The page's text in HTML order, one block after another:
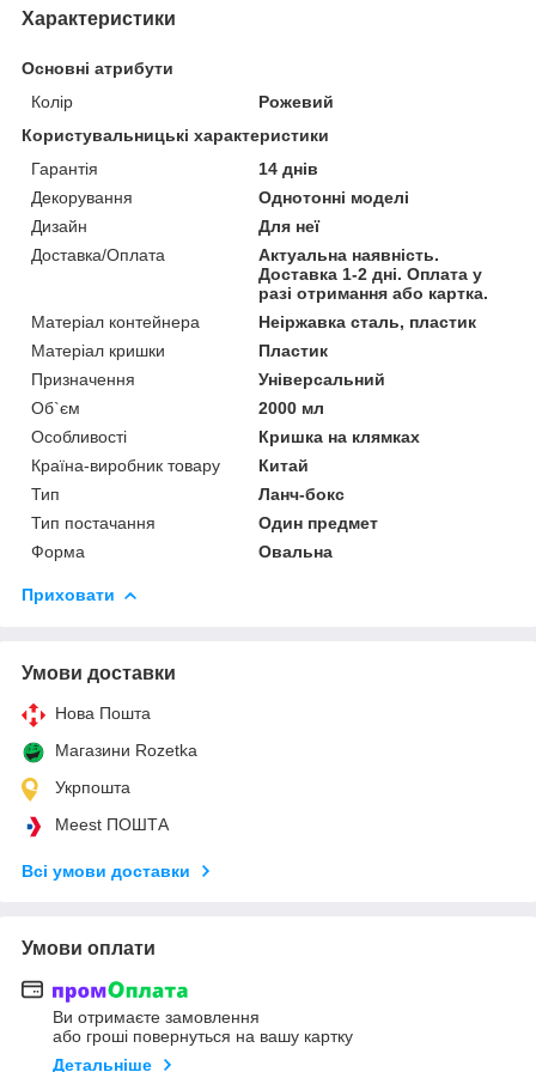
Характеристики
Основні атрибути
Колір
Рожевий
Користувальницькі характеристики
Гарантія
14 днів
Декорування
Однотонні моделі
Дизайн
Для неї
Доставка/Оплата
Актуальна наявність.
Доставка 1-2 дні. Оплата у
разі отримання або картка.
Матеріал контейнера
Неіржавка сталь, пластик
Матеріал кришки
Пластик
Призначення
Універсальний
Об`єм
2000 мл
Особливості
Кришка на клямках
Країна-виробник товару
Китай
Тип
Ланч-бокс
Тип постачання
Один предмет
Форма
Овальна
Приховати
Умови доставки
Нова Пошта
Магазини Rozetka
Укрпошта
Meest ПОШТА
Всі умови доставки
Умови оплати
Ви отримаєте замовлення
або гроші повернуться на вашу картку
Детальніше